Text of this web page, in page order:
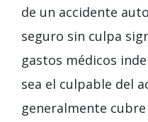
de un accidente
seguro sin culpa
gastos médicos
sea el culpable del
generalmente